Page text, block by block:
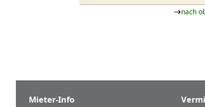
nach
Mieter-Info